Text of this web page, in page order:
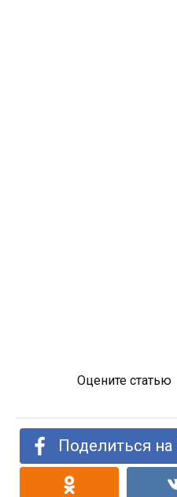
Оцените статью
Поделиться